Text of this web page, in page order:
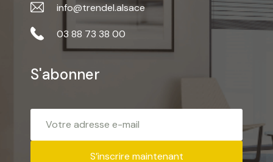
info@trendel.alsace
03 88 73 38 00
S'abonner
S’inscrire maintenant